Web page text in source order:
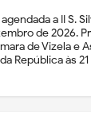
agendada a II S.
de 2026.
de Vizela e
República às